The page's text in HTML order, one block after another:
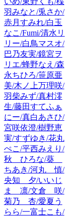
羽みなと/兎さか/
赤月すみれ/白玉
なこ/Fumi/清水リ
リー/白鳥マスオ/
巴乃友実/鏡宮ヲ
リエ/蜂野なえ/森
永ちひろ/笹原亜
美/木ノ上万理咲/
羽柴みず/真村澪
生/藤田すてふぁ
にー/真白あさひ/
宮咲依澄/樹野恵
実/すずゆき/花丸
ぺこ/平西みえり/
秋 ひろな/葵
ちあき/河丸 慎/
央知 夕/いいじ
ま 凛/文倉 咲/
菊乃 杏/愛夏う
らら/一富士こも/